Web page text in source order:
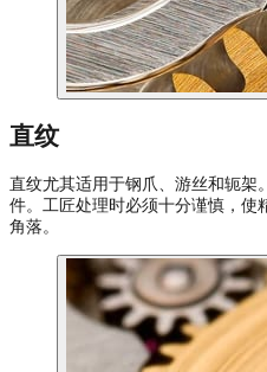
直纹
直纹尤其适用于钢爪、游丝和轭架
件。工匠处理时必须十分谨慎，使
角落。